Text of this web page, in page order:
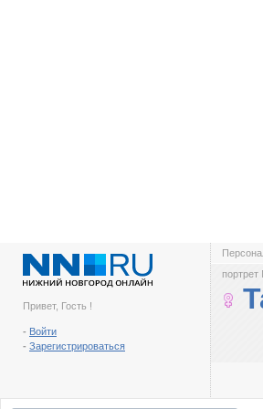
Привет, Гость !
- Войти
- Зарегистрироваться
портрет